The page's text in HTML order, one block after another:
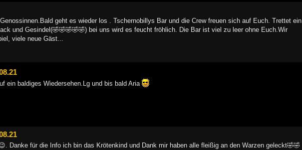
geht es wieder los . Tschernobillys Bar und die Crew freuen sich auf Euch. Trettet ein
und Gesindel(🤣🤣🤣🤣🤣) bei uns wird es feucht fröhlich. Die Bar ist viel zu leer ohne Euch.Wir
viele neue Gäst...
ein baldiges Wiedersehen.Lg und bis bald Aria
Danke für die Info ich bin das Krötenkind und Dank mir haben alle fleißig an den Warzen geleckt🤣🤣